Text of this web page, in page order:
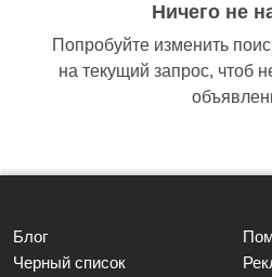
Ничего не
Попробуйте изменить
на текущий запрос, чтоб
Блог
Черный список